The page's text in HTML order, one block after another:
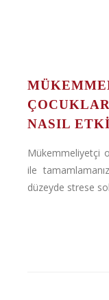
NASIL
Mükemmeliyetçi
ile
düzeyde strese